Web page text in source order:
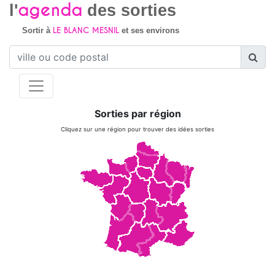
l'agenda des sorties
Sortir à LE BLANC MESNILet ses environs
Sorties par région
Cliquez sur une région pour trouver des idées sorties